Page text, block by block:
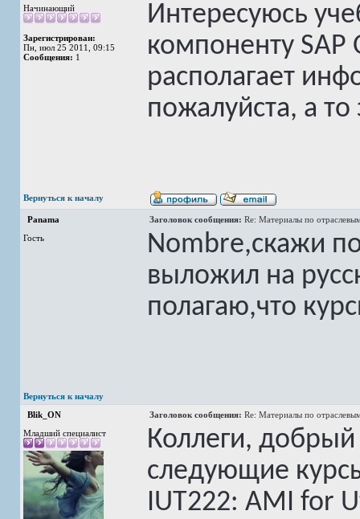
Начинающий
Зарегистрирован:
Пн, июл 25 2011, 09:15
Сообщения: 1
Интересуюсь
компоненту SAP
располагает
пожалуйста, а
Вернуться к началу
Panama Заголовок сообщения: Re: Материалы по
Гость
Nombre,скажи
выложил на
полагаю,что
Вернуться к началу
Blik_ON
Заголовок сообщения: Re: Материалы по
Младший специалист
Коллеги, добрый
следующие
IUT222: AMI for